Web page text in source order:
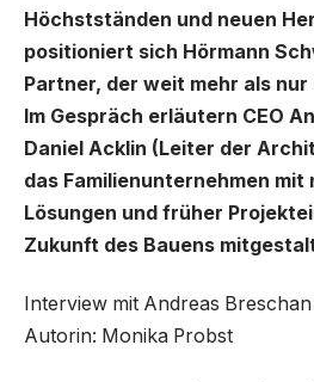
Höchstständen und neuen
positioniert sich Hörmann
Partner, der weit mehr als
Im Gespräch erläutern CEO
Daniel Acklin (Leiter der
das Familienunternehmen mit
Lösungen und früher
Zukunft des Bauens
Interview mit Andreas
Autorin: Monika Probst